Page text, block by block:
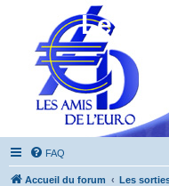
Les
FAQ
Accueil du forum Les